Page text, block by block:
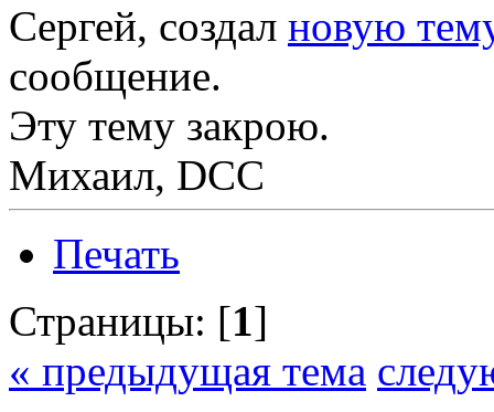
Сергей, создал новую
сообщение.
Эту тему закрою.
Михаил, DCC
Печать
Страницы: [1]
« предыдущая тема